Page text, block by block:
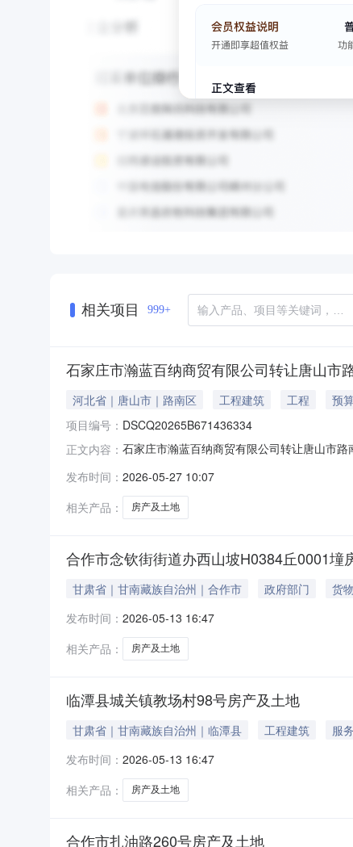
相关项目 999+
石家庄市瀚蓝百纳商贸有限公司转让唐山市
河北省｜唐山市｜路南区 工程建筑 工程
预
项目编号： DSCQ20265B671436334
正文内容： 石家庄市瀚蓝百纳商贸有限公司转让唐山市
挂牌起始日期2026-05-26是否涉及优先权不
间。2
发布时间： 2026-05-27 10:07
相关产品：
房产及土地
合作市念钦街街道办西山坡H0384丘0001墥
甘肃省｜甘南藏族自治州｜合作市 政府部门 货物
发布时间： 2026-05-13 16:47
相关产品：
房产及土地
临潭县城关镇教场村98号房产及土地
甘肃省｜甘南藏族自治州｜临潭县 工程建筑 服务
发布时间： 2026-05-13 16:47
相关产品：
房产及土地
合作市扎油路260号房产及土地